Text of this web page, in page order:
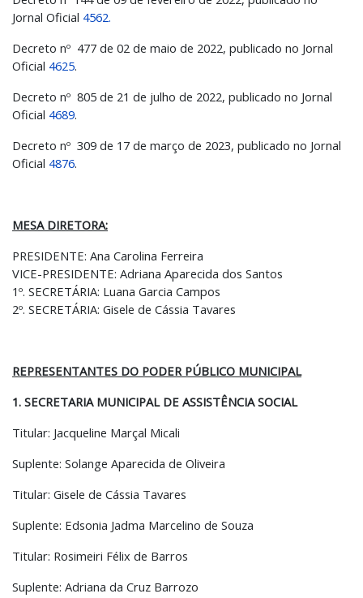
Jornal Oficial 4562.
Decreto nº 477 de 02 de maio de 2022, publicado no Jornal
Oficial 4625.
Decreto nº 805 de 21 de julho de 2022, publicado no Jornal
Oficial 4689.
Decreto nº 309 de 17 de março de 2023, publicado no Jornal
Oficial 4876.
MESA DIRETORA:
PRESIDENTE: Ana Carolina Ferreira
VICE-PRESIDENTE: Adriana Aparecida dos Santos
1º. SECRETÁRIA: Luana Garcia Campos
2º. SECRETÁRIA: Gisele de Cássia Tavares
REPRESENTANTES DO PODER PÚBLICO MUNICIPAL
1. SECRETARIA MUNICIPAL DE ASSISTÊNCIA SOCIAL
Titular: Jacqueline Marçal Micali
Suplente: Solange Aparecida de Oliveira
Titular: Gisele de Cássia Tavares
Suplente: Edsonia Jadma Marcelino de Souza
Titular: Rosimeiri Félix de Barros
Suplente: Adriana da Cruz Barrozo